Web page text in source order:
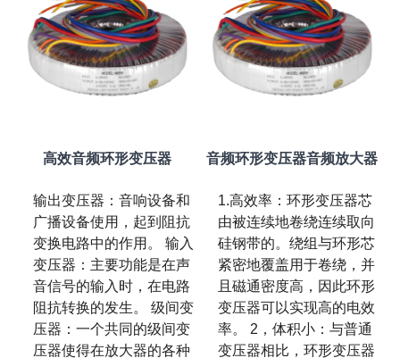
高效音频环形变压器
输出变压器：音响设备和
广播设备使用，起到阻抗
变换电路中的作用。 输入
变压器：主要功能是在声
音信号的输入时，在电路
阻抗转换的发生。 级间变
压器：一个共同的级间变
压器使得在放大器的各种
音频环形变压器音频放大器
1.高效率：环形变压器芯
由被连续地卷绕连续取向
硅钢带的。绕组与环形芯
紧密地覆盖用于卷绕，并
且磁通密度高，因此环形
变压器可以实现高的电效
率。 2，体积小：与普通
变压器相比，环形变压器